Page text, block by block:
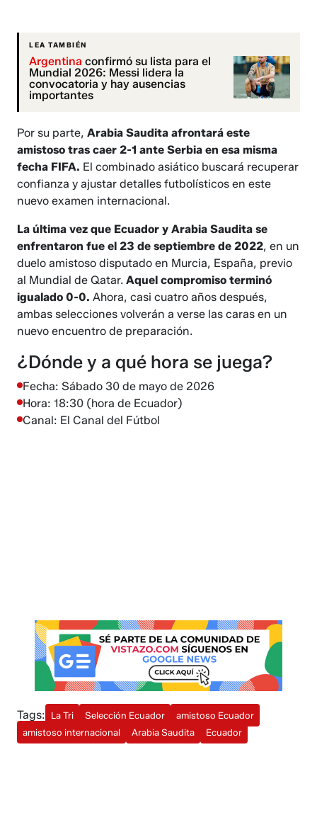
LEA TAMBIÉN
Argentina confirmó su lista para el
Mundial 2026: Messi lidera la
convocatoria y hay ausencias
importantes
Por su parte,Arabia Saudita afrontará este
amistoso tras caer 2-1 ante Serbia en esa misma
fecha FIFA. El combinado asiático buscará recuperar
confianza y ajustar detalles futbolísticos en este
nuevo examen internacional.
La última vez que Ecuador y Arabia Saudita se
enfrentaron fue el 23 de septiembre de 2022, en un
duelo amistoso disputado en Murcia, España, previo
al Mundial de Qatar.Aquel compromiso terminó
igualado 0-0. Ahora, casi cuatro años después,
ambas selecciones volverán a verse las caras en un
nuevo encuentro de preparación.
¿Dónde y a qué hora se juega?
Fecha: Sábado 30 de mayo de 2026
Hora: 18:30 (hora de Ecuador)
Canal: El Canal del Fútbol
Tags: La Tri Selección Ecuador
amistoso Ecuador
amistoso internacional
Arabia Saudita Ecuador